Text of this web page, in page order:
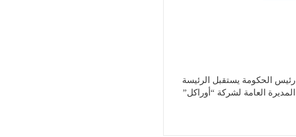
رئيس الحكومة يستقبل الرئيسة
المديرة العامة لشركة “أوراكل”